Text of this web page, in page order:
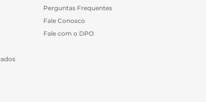
Perguntas Frequentes
Fale Conosco
Fale com o DPO